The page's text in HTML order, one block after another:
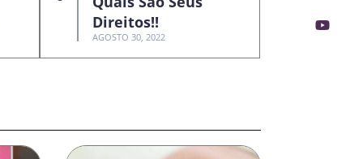
Direitos!!
AGOSTO 30, 2022